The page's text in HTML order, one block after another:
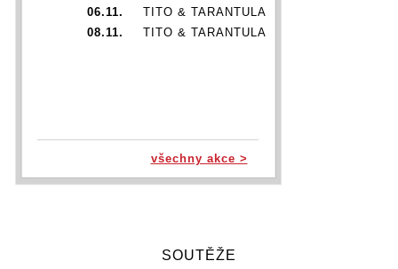
06.11.
TITO & TARANTULA
08.11.
TITO & TARANTULA
všechny akce >
SOUTĚŽE